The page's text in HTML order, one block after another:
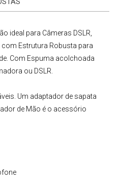
ideal para Câmeras DSLR,
Estrutura Robusta para
Com Espuma acolchoada
ou DSLR.
Um adaptador de sapata
de Mão é o acessório